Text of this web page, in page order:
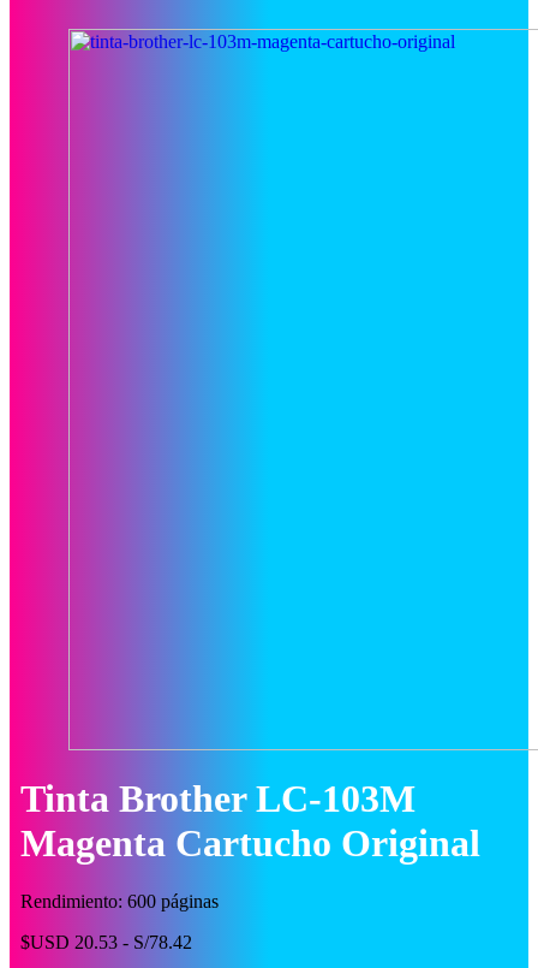
Tinta Brother LC-103M
Magenta Cartucho Original
Rendimiento: 600 páginas
$USD 20.53 - S/78.42